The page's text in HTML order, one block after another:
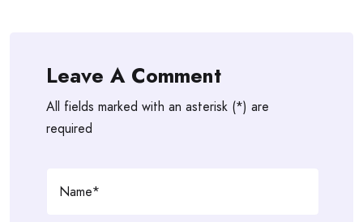
Leave A Comment
All fields marked with an asterisk (*) are
required